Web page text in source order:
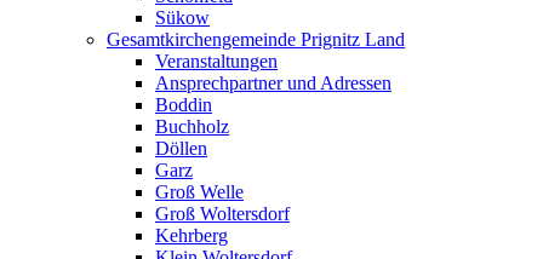
Sükow
Gesamtkirchengemeinde Prignitz Land
Veranstaltungen
Ansprechpartner und Adressen
Boddin
Buchholz
Döllen
Garz
Groß Welle
Groß Woltersdorf
Kehrberg